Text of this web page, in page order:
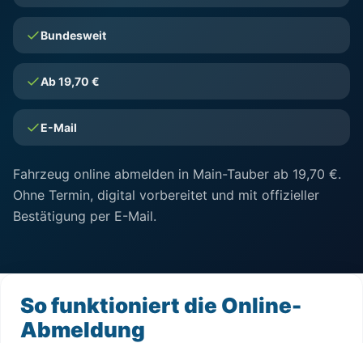
Bundesweit
Ab 19,70 €
E-Mail
Fahrzeug online abmelden in Main-Tauber ab 19,70 €.
Ohne Termin, digital vorbereitet und mit offizieller
Bestätigung per E-Mail.
So funktioniert die Online-
Abmeldung